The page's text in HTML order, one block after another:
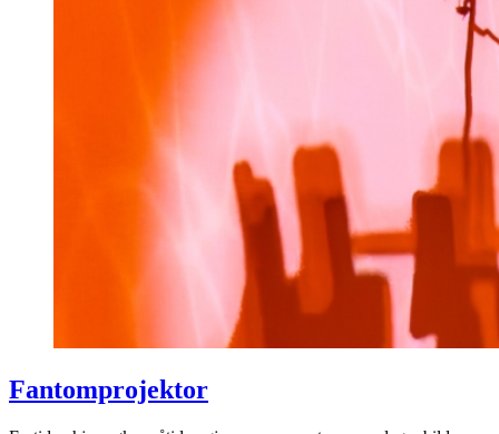
Fantomprojektor